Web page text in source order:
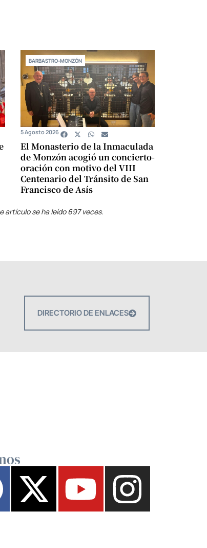
BARBASTRO-MONZÓN
El Monasterio de la Inmaculada
de Monzón acogió un concierto-
oración con motivo del VIII
Centenario del Tránsito de San
Francisco de Asís
5 Agosto 2026
artículo se ha leído 697 veces.
DIRECTORIO DE ENLACES